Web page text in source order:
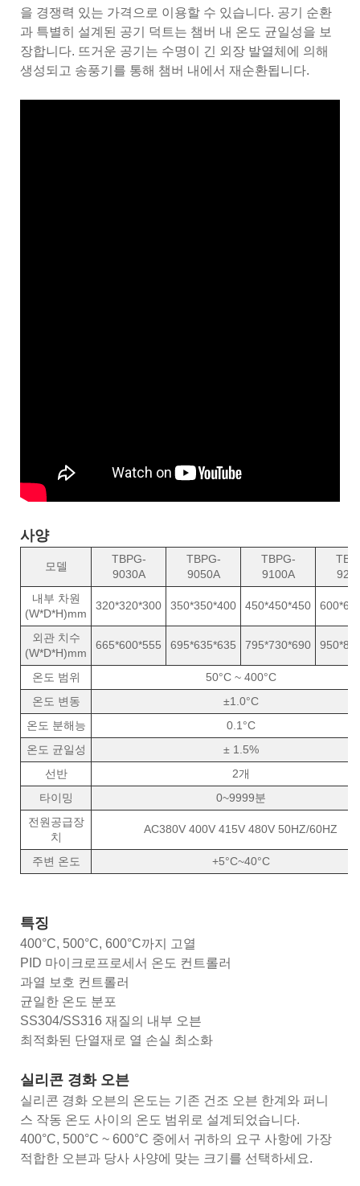
을 경쟁력 있는 가격으로 이용할 수 있습니다. 공기 순환
과 특별히 설계된 공기 덕트는 챔버 내 온도 균일성을 보
장합니다. 뜨거운 공기는 수명이 긴 외장 발열체에 의해
생성되고 송풍기를 통해 챔버 내에서 재순환됩니다.
사양
모델
TBPG-
9030A
TBPG-
9050A
TBPG-
9100A
내부 차원
(W*D*H)mm
320*320*300 350*350*400 450*450*450
외관 치수
(W*D*H)mm
665*600*555 695*635*635 795*730*690
온도 범위
50°C ~ 400°C
온도 변동
±1.0°C
온도 분해능
0.1°C
온도 균일성
± 1.5%
선반
2개
타이밍
0~9999분
전원공급장
치
AC380V 400V 415V 480V 50HZ/60HZ
주변 온도 +5°C~40°C
특징
400°C, 500°C, 600°C까지 고열
PID 마이크로프로세서 온도 컨트롤러
과열 보호 컨트롤러
균일한 온도 분포
SS304/SS316 재질의 내부 오븐
최적화된 단열재로 열 손실 최소화
실리콘 경화 오븐
실리콘 경화 오븐의 온도는 기존 건조 오븐 한계와 퍼니
스 작동 온도 사이의 온도 범위로 설계되었습니다.
400°C, 500°C ~ 600°C 중에서 귀하의 요구 사항에 가장
적합한 오븐과 당사 사양에 맞는 크기를 선택하세요.